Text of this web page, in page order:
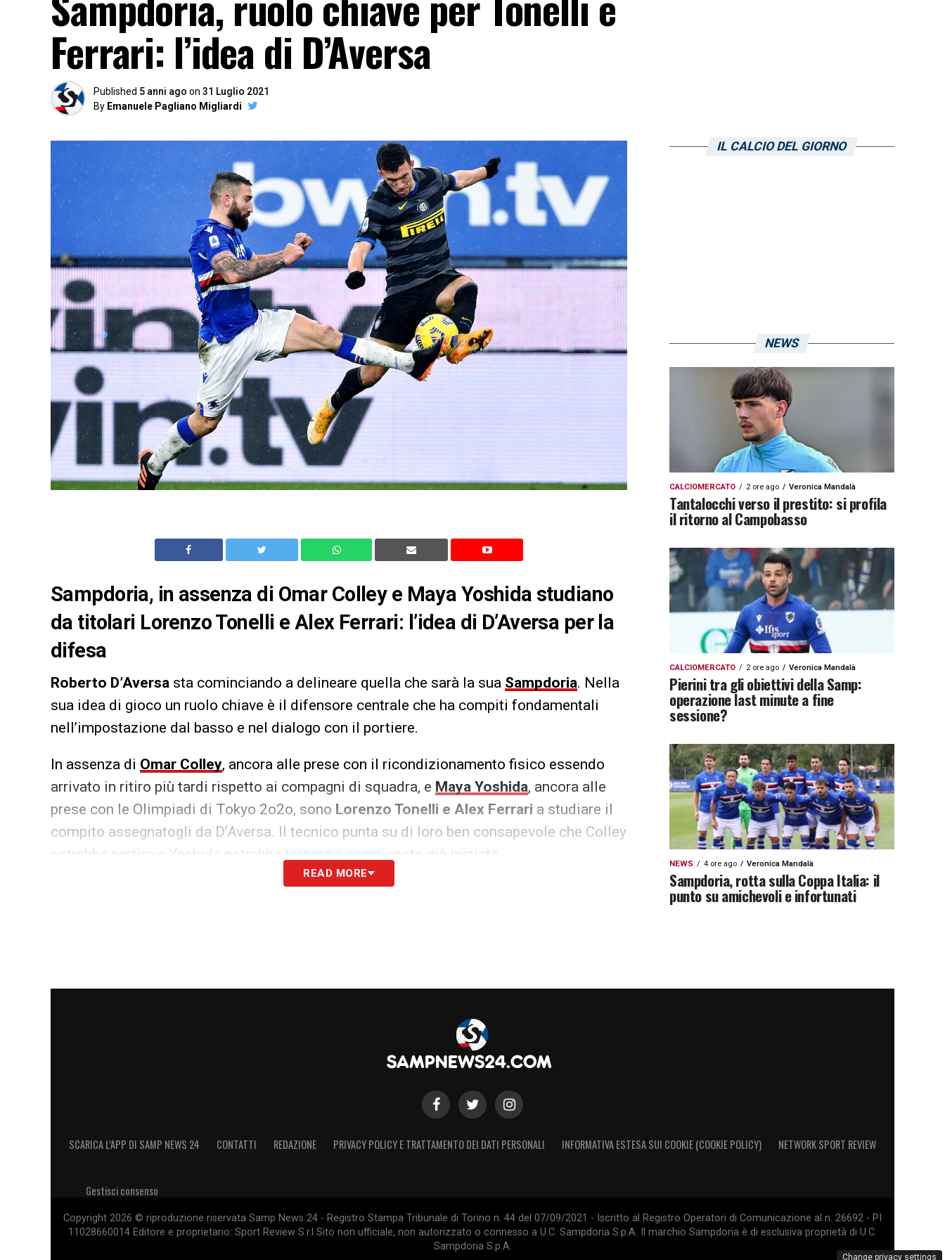
Ferrari: l’idea di D’Aversa
Published 5 anni ago on 31 Luglio 2021
By Emanuele Pagliano Migliardi
Sampdoria, in assenza di Omar Colley e Maya Yoshida studiano
da titolari Lorenzo Tonelli e Alex Ferrari: l’idea di D’Aversa per la
difesa
Roberto D’Aversa sta cominciando a delineare quella che sarà la sua Sampdoria. Nella
sua idea di gioco un ruolo chiave è il difensore centrale che ha compiti fondamentali
nell’impostazione dal basso e nel dialogo con il portiere.
In assenza di Omar Colley, ancora alle prese con il ricondizionamento fisico essendo
arrivato in ritiro più tardi rispetto ai compagni di squadra, e Maya Yoshida, ancora alle
prese con le Olimpiadi di Tokyo 2o2o, sono Lorenzo Tonelli e Alex Ferrari a studiare il
compito assegnatogli da D’Aversa. Il tecnico punta su di loro ben consapevole che Colley
potrebbe partire e Yoshida potrebbe tornare a campionato già iniziato.
READ MORE
IL CALCIO DEL GIORNO
NEWS
CALCIOMERCATO 2 ore ago Veronica Mandalà
Tantalocchi verso il prestito: si profila
il ritorno al Campobasso
CALCIOMERCATO 2 ore ago Veronica Mandalà
Pierini tra gli obiettivi della Samp:
operazione last minute a fine
sessione?
NEWS 4 ore ago Veronica Mandalà
Sampdoria, rotta sulla Coppa Italia: il
punto su amichevoli e infortunati
SCARICA L’APP DI SAMP NEWS 24 CONTATTI REDAZIONE PRIVACY POLICY E TRATTAMENTO DEI DATI PERSONALI INFORMATIVA ESTESA SUI COOKIE (COOKIE POLICY) NETWORK SPORT REVIEW
Gestisci consenso
Copyright 2026 © riproduzione riservata Samp News 24 - Registro Stampa Tribunale di Torino n. 44 del 07/09/2021 - Iscritto al Registro Operatori di Comunicazione al n. 26692 - PI
11028660014 Editore e proprietario: Sport Review S.r.l Sito non ufficiale, non autorizzato o connesso a U.C. Sampdoria S.p.A. Il marchio Sampdoria è di esclusiva proprietà di U.C.
Sampdoria S.p.A.
Change privacy settings